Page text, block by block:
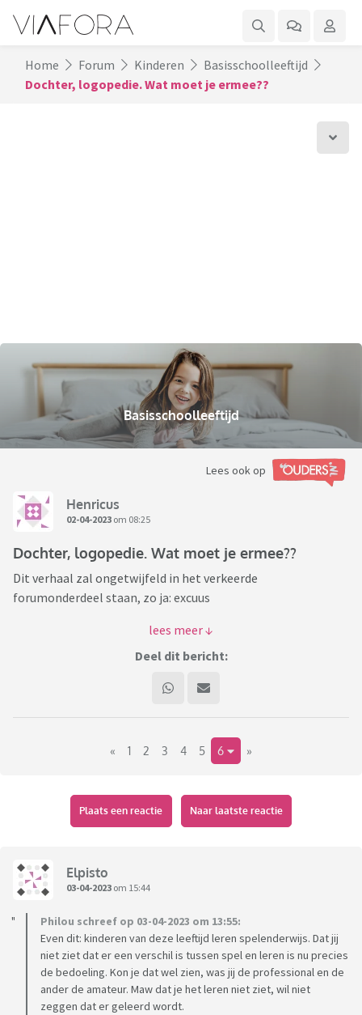
Home Forum Kinderen
Basisschoolleeftijd
Dochter, logopedie. Wat moet je ermee??
Basisschoolleeftijd
Lees ook op
Henricus
02-04-2023 om 08:25
Dochter, logopedie. Wat moet je ermee??
Dit verhaal zal ongetwijfeld in het verkeerde
forumonderdeel staan, zo ja: excuus
Onze dochter, 4,5 jaar, heeft een kleine "historie" waar
derden meer moeite mee hebben dan ik.
later autistisch en weet ik wat niet meer.
Reden: kind speelde niet, observeerde alleen maar en meer
van dat soort zaken wat blijkbaar niet echt normaal is.
Ik lig er gelukkig niet wakker van, ook nooit gedaan!
Afijn, praten deed ze ook niet...ze kan het wel en praat thuis
ook veel, alleen (nog steeds) in een ellendig snel tempo
waardoor ze vrijwel onverstaanbaar is. Op school en bij
Om die reden is, "dankzij" o.a. consultatiebureau, een jaar of
(In alle eerlijkheid: ik zie dit soort dingen dus niet zitten.
Sowieso al die "hulpverlening", er zullen echt wel een paar
goeien bij zitten, maar mijn ervaring is dat 99%
zakkenvullers zijn met matige kennis. Mijn vrouw
Deel dit bericht:
« 1 2 3 4 5 6 »
Plaats een reactie Naar laatste reactie
Elpisto
03-04-2023 om 15:44
Philou schreef op 03-04-2023 om 13:55:
Even dit: kinderen van deze leeftijd leren spelenderwijs. Dat jij
niet ziet dat er een verschil is tussen spel en leren is nu precies
de bedoeling. Kon je dat wel zien, was jij de professional en de
ander de amateur. Maw dat je het leren niet ziet, wil niet
zeggen dat er geleerd wordt.